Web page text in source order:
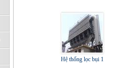
Hệ thống lọc bụi 1